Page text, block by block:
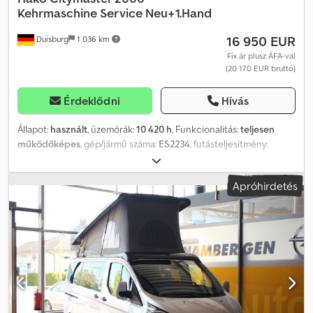
Duisburg 1 036 km
Kehrmaschine Service Neu+1.Hand
16 950 EUR
Fix ár plusz ÁFA-val
(20 170 EUR bruttó)
Érdeklődni Hívás
Állapot: használt, üzemórák:10 420 h, Funkcionalitás:teljesen
működőképes , gép/jármű száma: ES2234 , futásteljesítmény:
75 kW (101,97 LE)
helyezés:05/2016, össztömeg:4 900 kg, üzemanyagtípus:dízel,
fehér , tengelyelrendezés: 4x2 , maximális teherbírás:1 900 kg,
saját tömeg:
3 000 kg, következő vizsga (TÜV):01/2027,
üzemanyag:
dízel , vezetőfülke: nappali fülke, hajtástípus:
hidrosztatikus, kibocsátási osztály: Euro 5, Felszereltség:
zajszint, hidraulika, koromszűrő
, * Hako Citymaster 2000 seprő-
és porszívógép * Első tulajdonostól / korábbi kommunális jármű *
Munkagép besorolású, 50 km/h sebességgel közlekedhet (nem
szükséges rendszámtábla) * Igény esetén az eladás előtt
díjmentesen elvégezzük a komplett, nagy motorinspekciót
Apróhirdetés